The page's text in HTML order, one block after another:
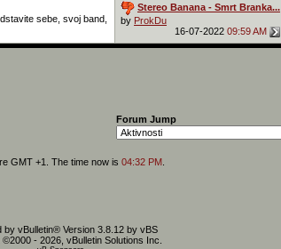
sebe, svoj band,
Stereo Banana - Smrt Branka...
by ProkDu
16-07-2022 09:59 AM
Forum Jump
GMT +1. The time now is 04:32 PM
by vBulletin® Version 3.8.12 by vBS
- 2026, vBulletin Solutions Inc.